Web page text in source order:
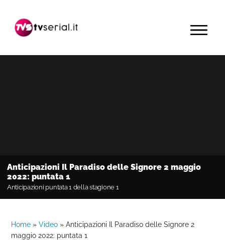
navigazione
contenuto
barra
primaria
MENU
Anticipazioni Il Paradiso delle Signore 2 maggio
2022: puntata 1
Anticipazioni puntata 1 della stagione 1
Home »Video »Anticipazioni Il Paradiso delle Signore 2
maggio 2022: puntata 1